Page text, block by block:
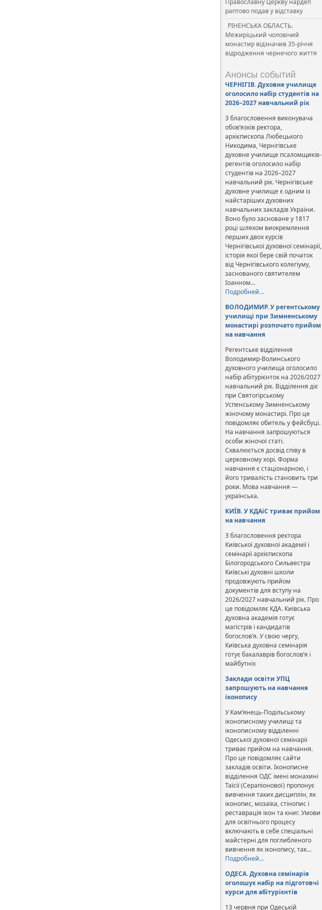
Православну Церкву нардеп
раптово подав у відставку
РІНЕНСЬКА ОБЛАСТЬ.
Межиріцький чоловічий
монастир відзначив 35-річчя
відродження чернечого життя
Анонсы событий
ЧЕРНІГІВ. Духовне училище
оголосило набір студентів на
2026–2027 навчальний рік
З благословення виконувача
обов’язків ректора,
архієпископа Любецького
Никодима, Чернігівське
духовне училище псаломщиків-
регентів оголосило набір
студентів на 2026–2027
навчальний рік. Чернігівське
духовне училище є одним із
найстаріших духовних
навчальних закладів України.
Воно було засноване у 1817
році шляхом виокремлення
перших двох курсів
Чернігівської духовної семінарії,
історія якої бере свій початок
від Чернігівського колегіуму,
заснованого святителем
Іоанном…
Подробней…
ВОЛОДИМИР. У регентському
училищі при Зимненському
монастирі розпочато прийом
на навчання
Регентське відділення
Володимир-Волинського
духовного училища оголосило
набір абітурієнток на 2026/2027
навчальний рік. Відділення діє
при Святогірському
Успенському Зимненському
жіночому монастирі. Про це
повідомляє обитель у фейсбуці.
На навчання запрошуються
особи жіночої статі.
Схвалюється досвід співу в
церковному хорі. Форма
навчання є стаціонарною, і
його тривалість становить три
роки. Мова навчання —
українська.
КИЇВ. У КДАіС триває прийом
на навчання
З благословення ректора
Київської духовної академії і
семінарії архієпископа
Білогородського Сильвестра
Київські духовні школи
продовжують прийом
документів для вступу на
2026/2027 навчальний рік. Про
це повідомляє КДА. Київська
духовна академія готує
магістрів і кандидатів
богослов’я. У свою чергу,
Київська духовна семінарія
готує бакалаврів богослов’я і
майбутніх
Заклади освіти УПЦ
запрошують на навчання
іконопису
У Кам’янець-Подільському
іконописному училищі та
іконописному відділенні
Одеської духовної семінарії
триває прийом на навчання.
Про це повідомляє сайти
закладів освіти. Іконописне
відділення ОДС імені монахині
Таїсії (Серапіонової) пропонує
вивчення таких дисциплін, як
іконопис, мозаїка, стінопис і
реставрація ікон та книг. Умови
для освітнього процесу
включають в себе спеціальні
майстерні для поглибленого
вивчення як іконопису, так…
Подробней…
ОДЕСА. Духовна семінарія
оголошує набір на підготовчі
курси для абітурієнтів
13 червня при Одеській